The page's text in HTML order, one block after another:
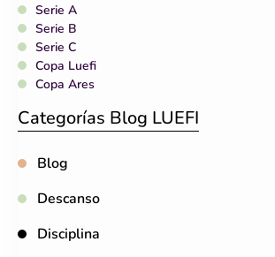
Serie A
Serie B
Serie C
Copa Luefi
Copa Ares
Categorías Blog LUEFI
Blog
Descanso
Disciplina